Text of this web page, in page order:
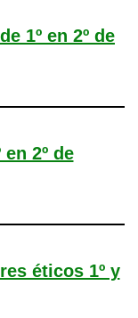
1º en 2º de
2º de
éticos 1º y